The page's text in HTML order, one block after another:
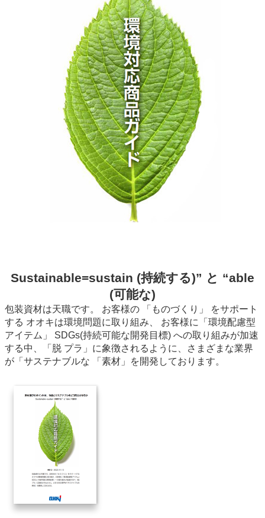
Sustainable=sustain (持続する)” と “able
(可能な)
包装資材は天職です。 お客様の 「ものづくり」 をサポート
する オオキは環境問題に取り組み、 お客様に「環境配慮型
アイテム」 SDGs(持続可能な開発目標) への取り組みが加速
する中、「脱 プラ」に象徴されるように、さまざまな業界
が「サステナブルな 「素材」を開発しております。